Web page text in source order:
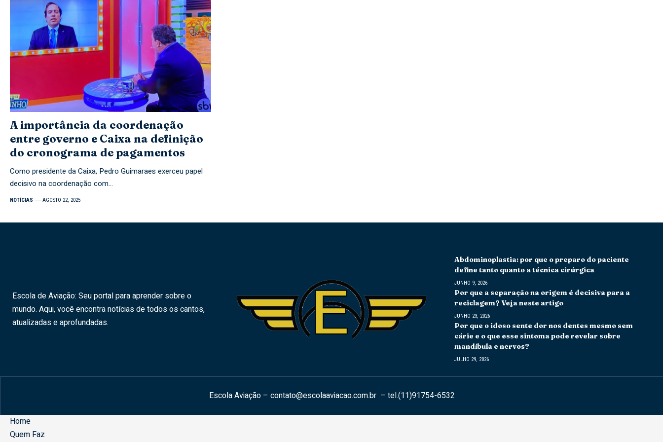
A importância da coordenação
entre governo e Caixa na definição
do cronograma de pagamentos
Como presidente da Caixa, Pedro Guimaraes exerceu papel
decisivo na coordenação com…
NOTÍCIAS AGOSTO 22, 2025
Escola de Aviação: Seu portal para aprender sobre o
mundo. Aqui, você encontra notícias de todos os cantos,
atualizadas e aprofundadas.
Abdominoplastia: por que o preparo do paciente
define tanto quanto a técnica cirúrgica
JUNHO 9, 2026
Por que a separação na origem é decisiva para a
reciclagem? Veja neste artigo
JUNHO 23, 2026
Por que o idoso sente dor nos dentes mesmo sem
cárie e o que esse sintoma pode revelar sobre
mandíbula e nervos?
JULHO 29, 2026
Escola Aviação – contato@escolaaviacao.com.br– tel.(11)91754-6532
Home
Quem Faz